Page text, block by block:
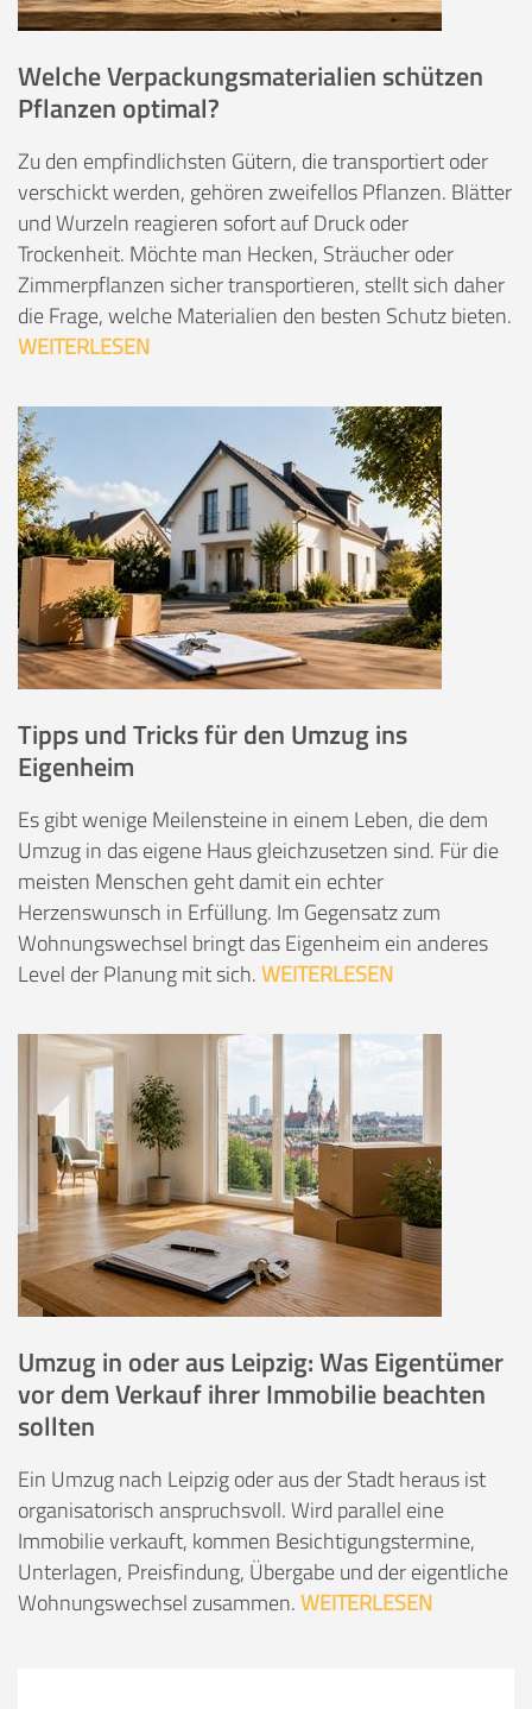
Welche Verpackungsmaterialien schützen
Pflanzen optimal?
Zu den empfindlichsten Gütern, die transportiert oder
verschickt werden, gehören zweifellos Pflanzen. Blätter
und Wurzeln reagieren sofort auf Druck oder
Trockenheit. Möchte man Hecken, Sträucher oder
Zimmerpflanzen sicher transportieren, stellt sich daher
die Frage, welche Materialien den besten Schutz bieten.
WEITERLESEN
Tipps und Tricks für den Umzug ins
Eigenheim
Es gibt wenige Meilensteine in einem Leben, die dem
Umzug in das eigene Haus gleichzusetzen sind. Für die
meisten Menschen geht damit ein echter
Herzenswunsch in Erfüllung. Im Gegensatz zum
Wohnungswechsel bringt das Eigenheim ein anderes
Level der Planung mit sich.WEITERLESEN
Umzug in oder aus Leipzig: Was Eigentümer
vor dem Verkauf ihrer Immobilie beachten
sollten
Ein Umzug nach Leipzig oder aus der Stadt heraus ist
organisatorisch anspruchsvoll. Wird parallel eine
Immobilie verkauft, kommen Besichtigungstermine,
Unterlagen, Preisfindung, Übergabe und der eigentliche
Wohnungswechsel zusammen.WEITERLESEN